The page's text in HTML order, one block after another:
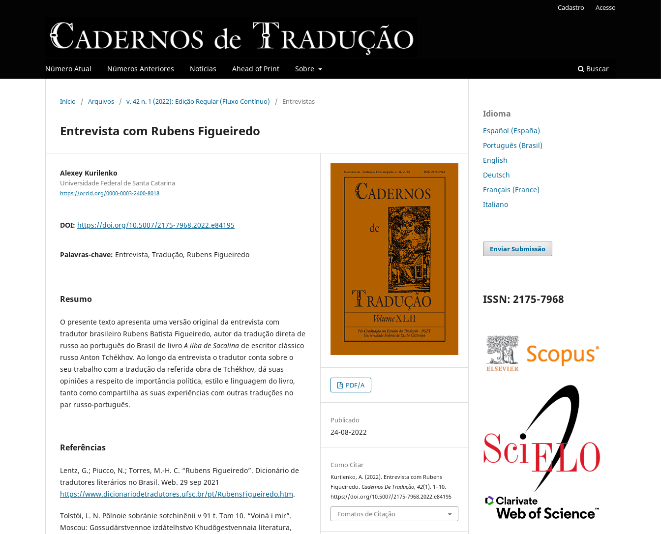
Número Atual Números Anteriores Notícias Ahead of Print Sobre Buscar
Cadastro Acesso
Início / Arquivos / v. 42 n. 1 (2022): Edição Regular (Fluxo Contínuo) / Entrevistas
Entrevista com Rubens Figueiredo
Alexey Kurilenko
Universidade Federal de Santa Catarina
https://orcid.org/0000-0003-2400-8018
DOI: https://doi.org/10.5007/2175-7968.2022.e84195
Palavras-chave: Entrevista, Tradução, Rubens Figueiredo
Resumo
O presente texto apresenta uma versão original da entrevista com
tradutor brasileiro Rubens Batista Figueiredo, autor da tradução direta de
russo ao português do Brasil de livroA ilha de Sacalina de escritor clássico
russo Anton Tchékhov. Ao longo da entrevista o tradutor conta sobre o
seu trabalho com a tradução da referida obra de Tchékhov, dá suas
opiniôes a respeito de importância política, estilo e linguagem do livro,
tanto como compartilha as suas experiências com outras traduções no
par russo-português.
Referências
Lentz, G.; Piucco, N.; Torres, M.-H. C. “Rubens Figueiredo”. Dicionário de
tradutores literários no Brasil. Web. 29 sep 2021
https://www.dicionariodetradutores.ufsc.br/pt/RubensFigueiredo.htm.
Tolstói, L. N. Pôlnoie sobránie sotchinênii v 91 t. Tom 10. “Voiná i mir”.
Moscou: Gossudárstvennoe izdátelhstvo Khudôgestvennaia literatura,
PDF/A
Publicado
24-08-2022
Como Citar
Kurilenko, A. (2022). Entrevista com Rubens
Figueiredo.Cadernos De Tradução,42(1), 1–10.
https://doi.org/10.5007/2175-7968.2022.e84195
Fomatos de Citação
Idioma
Español (España)
Português (Brasil)
English
Deutsch
Français (France)
Italiano
Enviar Submissão
ISSN: 2175-7968